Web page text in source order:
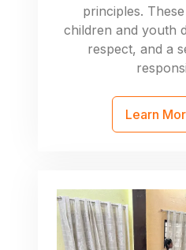
principles.
children and youth
respect, and a
Learn